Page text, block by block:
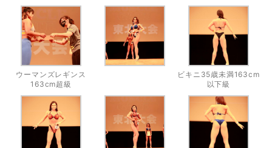
ウーマンズレギンス
163cm超級
ビキニ35歳未満163cm
以下級